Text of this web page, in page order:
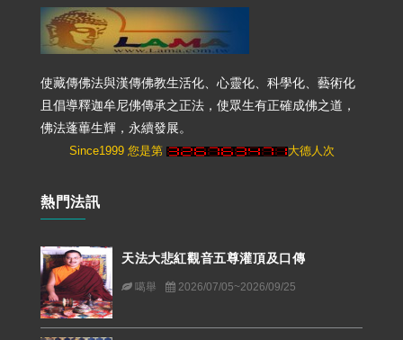
使藏傳佛法與漢傳佛教生活化、心靈化、科學化、藝術化
且倡導釋迦牟尼佛傳承之正法，使眾生有正確成佛之道，
佛法蓬蓽生輝，永續發展。
Since1999 您是第 大德人次
熱門法訊
天法大悲紅觀音五尊灌頂及口傳
噶舉 2026/07/05~2026/09/25